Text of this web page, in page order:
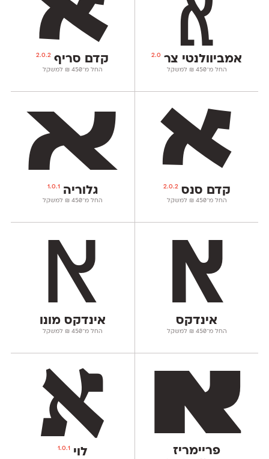
אמביוולנטי צר 2.0
החל מ־450
₪ למשקל
קדם סריף 2.0.2
החל מ־450
₪ למשקל
קדם סנס2.0.2
החל מ־450
₪ למשקל
גלוריה 1.0.1
החל מ־450
₪ למשקל
אינדקס
החל מ־450
₪ למשקל
אינדקס מונו
החל מ־450
₪ למשקל
פריימריז לוי 1.0.1